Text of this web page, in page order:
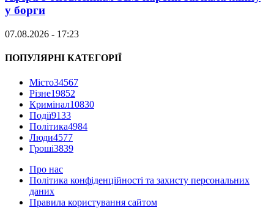
у борги
07.08.2026 - 17:23
ПОПУЛЯРНІ КАТЕГОРІЇ
Місто34567
Різне19852
Кримінал10830
Події9133
Політика4984
Люди4577
Гроші3839
Про нас
Політика конфіденційності та захисту персональних
даних
Правила користування сайтом